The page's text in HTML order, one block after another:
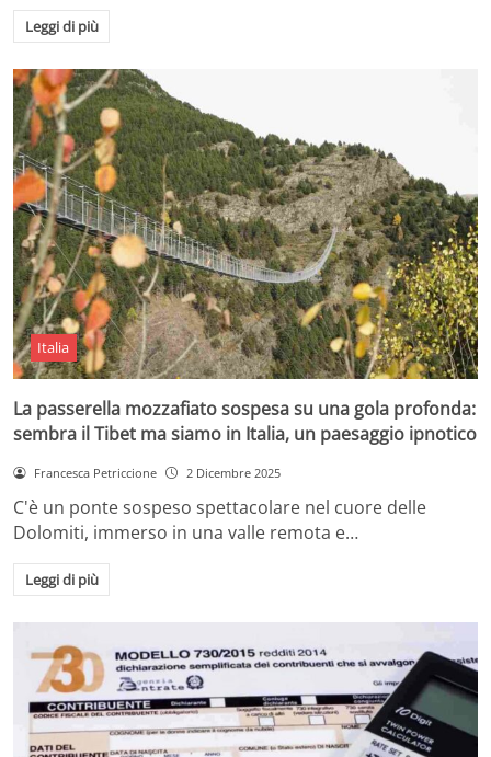
Leggi di più
Italia
La passerella mozzafiato sospesa su una gola profonda:
sembra il Tibet ma siamo in Italia, un paesaggio ipnotico
Francesca Petriccione 2 Dicembre 2025
C'è un ponte sospeso spettacolare nel cuore delle
Dolomiti, immerso in una valle remota e…
Leggi di più